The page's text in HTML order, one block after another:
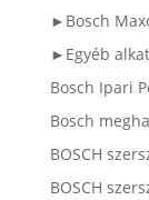
►Bosch
►Egyéb
Bosch Ipari
Bosch
BOSCH
BOSCH